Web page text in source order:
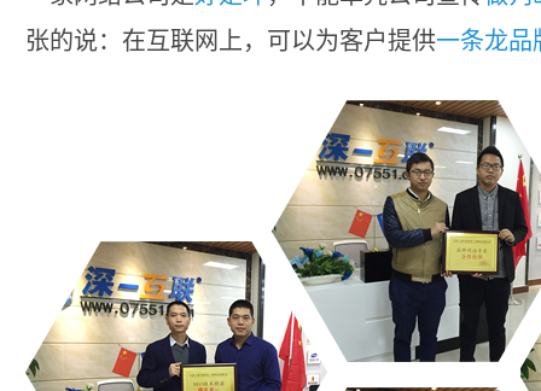
张的说：在互联网上，可以为客户提供一条龙品